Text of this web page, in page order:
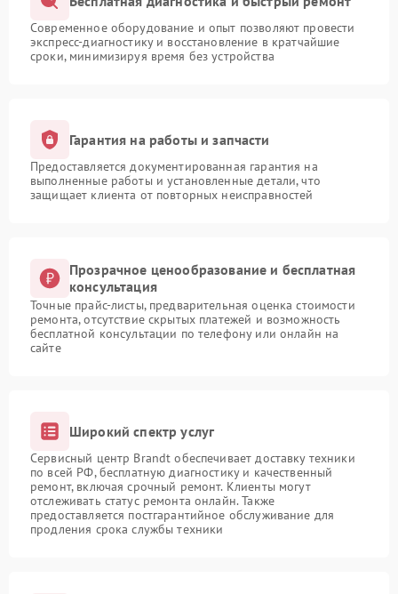
Современное оборудование и опыт позволяют провести
экспресс-диагностику и восстановление в кратчайшие
сроки, минимизируя время без устройства
Гарантия на работы и запчасти
Предоставляется документированная гарантия на
выполненные работы и установленные детали, что
защищает клиента от повторных неисправностей
Прозрачное ценообразование и бесплатная
консультация
Точные прайс-листы, предварительная оценка стоимости
ремонта, отсутствие скрытых платежей и возможность
бесплатной консультации по телефону или онлайн на
сайте
Широкий спектр услуг
Сервисный центр Brandt обеспечивает доставку техники
по всей РФ, бесплатную диагностику и качественный
ремонт, включая срочный ремонт. Клиенты могут
отслеживать статус ремонта онлайн. Также
предоставляется постгарантийное обслуживание для
продления срока службы техники